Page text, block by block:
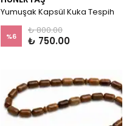
Yumuşak Kapsül Kuka Tespih
%6
₺ 800.00
₺ 750.00